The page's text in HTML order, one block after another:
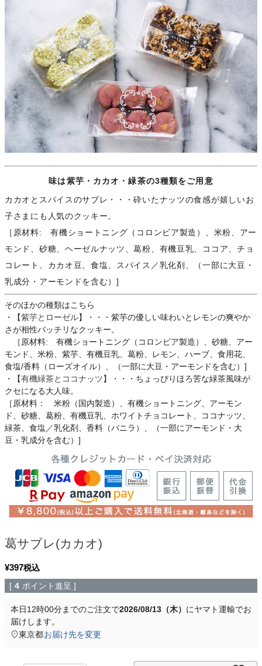
味は紫芋・カカオ・緑茶の3種類をご用意
カカオとスパイスのサブレ・・・砕いたナッツの食感が嬉しいお
子さまにも人気のクッキー。
［原材料: 有機ショートニング（コロンビア製造）、米粉、アー
モンド、砂糖、ヘーゼルナッツ、葛粉、有機豆乳、ココア、チョ
コレート、カカオ豆、食塩、スパイス／乳化剤、（一部に大豆・
乳成分・アーモンドを含む）]
そのほかの種類はこちら
・【紫芋とローゼル】・・・紫芋の優しい味わいとレモンの爽やか
さが相性バッチリなクッキー。
［原材料: 有機ショートニング（コロンビア製造）、砂糖、アー
モンド、米粉、紫芋、有機豆乳、葛粉、レモン、ハーブ、食用花、
食塩/香料（ローズオイル）、（一部に大豆・アーモンドを含む）]
・【有機緑茶とココナッツ】・・・ちょっぴりほろ苦な緑茶風味が
クセになる大人味。
［原材料： 米粉（国内製造）、有機ショートニング、アーモン
ド、砂糖、葛粉、有機豆乳、ホワイトチョコレート、ココナッツ、
緑茶、食塩／乳化剤、香料（バニラ）、（一部にアーモンド・大
豆・乳成分を含む）]
葛サブレ(カカオ)
¥397税込
[ 4 ポイント進呈 ]
本日12時00分までのご注文で2026/08/13（木） にヤマト運輸でお
届けします。
東京都お届け先を変更